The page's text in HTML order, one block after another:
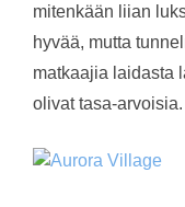
mitenkään liian
hyvää, mutta
matkaajia laidasta
olivat tasa-arvoisia.